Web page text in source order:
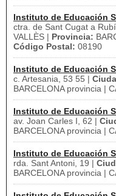
Instituto de Educación
ctra. de Sant Cugat a
VALLÈS | Provincia:
Código Postal: 08190
Instituto de Educación
c. Artesania, 53 55 |
BARCELONA provincia |
Instituto de Educación
av. Joan Carles I, 62 |
BARCELONA provincia |
Instituto de Educación
rda. Sant Antoni, 19 |
BARCELONA provincia |